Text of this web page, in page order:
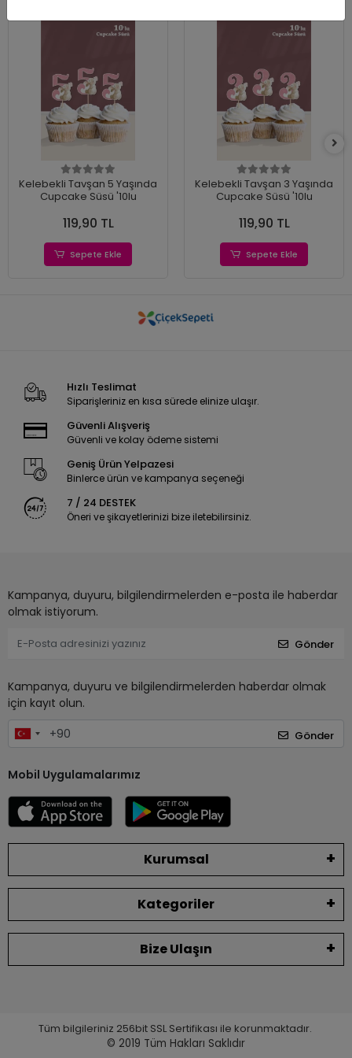
Kelebekli Tavşan 5 Yaşında
Cupcake Süsü '10lu
119,90 TL
Sepete Ekle
Kelebekli Tavşan 3 Yaşında
Cupcake Süsü '10lu
119,90 TL
Sepete Ekle
Hızlı Teslimat
Siparişleriniz en kısa sürede elinize ulaşır.
Güvenli Alışveriş
Güvenli ve kolay ödeme sistemi
Geniş Ürün Yelpazesi
Binlerce ürün ve kampanya seçeneği
7 / 24 DESTEK
Öneri ve şikayetlerinizi bize iletebilirsiniz.
Kampanya, duyuru, bilgilendirmelerden e-posta ile haberdar
olmak istiyorum.
Gönder
Kampanya, duyuru ve bilgilendirmelerden haberdar olmak
için kayıt olun.
Gönder
Mobil Uygulamalarımız
Kurumsal
Kategoriler
Bize Ulaşın
Tüm bilgileriniz 256bit SSL Sertifikası ile korunmaktadır.
© 2019 Tüm Hakları Saklıdır